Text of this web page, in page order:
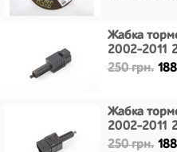
Жабка
2002-2011
250 грн.
Жабка
2002-2011
250 грн.